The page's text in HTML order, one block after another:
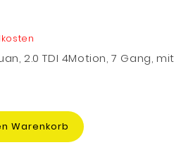
2.0 TDI 4Motion, 7 Gang,
Warenkorb